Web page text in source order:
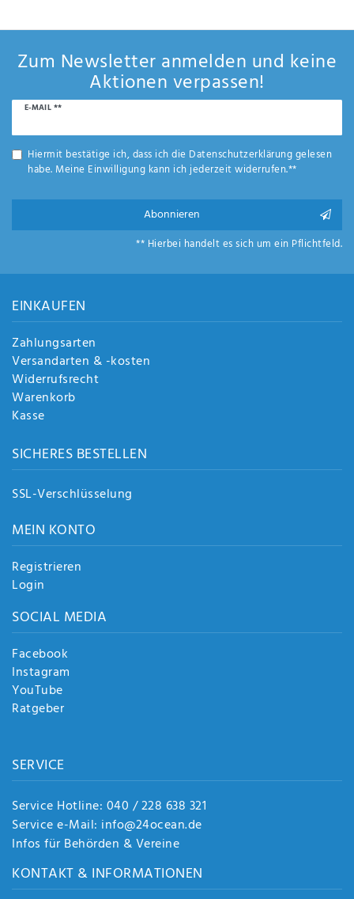
Zum Newsletter anmelden und keine
Aktionen verpassen!
E-MAIL **
Newsletter
Hiermit bestätige ich, dass ich die Daten­schutz­erklärunggelesen
habe. Meine Einwilligung kann ich jederzeit widerrufen.**
Abonnieren
** Hierbei handelt es sich um ein Pflichtfeld.
EINKAUFEN
Zahlungsarten
Versandarten & -kosten
Widerrufsrecht
Warenkorb
Kasse
SICHERES BESTELLEN
SSL-Verschlüsselung
MEIN KONTO
Registrieren
Login
SOCIAL MEDIA
Facebook
Instagram
YouTube
Ratgeber
SERVICE
Service Hotline: 040 / 228 638 321
Service e-Mail: info@24ocean.de
Infos für Behörden & Vereine
KONTAKT & INFORMATIONEN